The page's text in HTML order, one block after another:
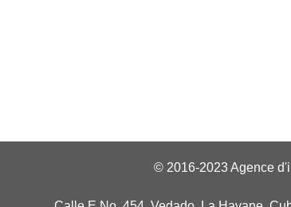
© 2016-2023 Agence